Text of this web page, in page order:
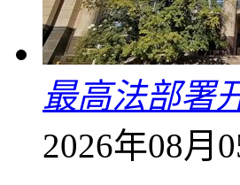
最高法部署
2026年08月